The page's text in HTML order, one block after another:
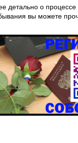
детально о
вы можете